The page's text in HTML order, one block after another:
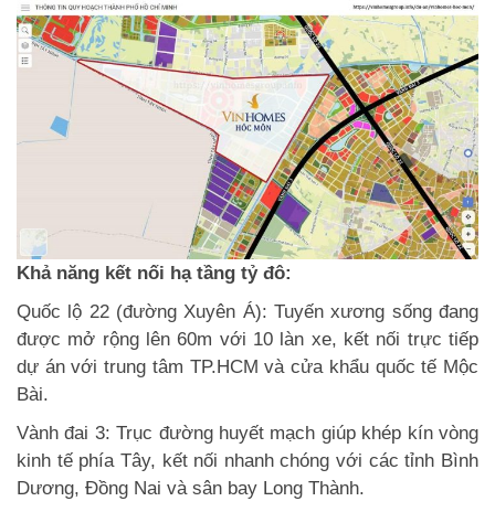
Khả năng kết nối hạ tầng tỷ đô:
Quốc lộ 22 (đường Xuyên Á): Tuyến xương sống đang
được mở rộng lên 60m với 10 làn xe, kết nối trực tiếp
dự án với trung tâm TP.HCM và cửa khẩu quốc tế Mộc
Bài.
Vành đai 3: Trục đường huyết mạch giúp khép kín vòng
kinh tế phía Tây, kết nối nhanh chóng với các tỉnh Bình
Dương, Đồng Nai và sân bay Long Thành.